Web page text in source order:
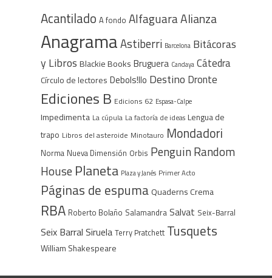
Acantilado A fondo AlfaguaraAlianza
AnagramaAstiberri Barcelona Bitácoras
y Libros Blackie Books Bruguera Candaya Cátedra
Círculo de lectores Debols!llo Destino Dronte
Ediciones B Edicions 62 Espasa-Calpe
Impedimenta La cúpula La factoría de ideas Lengua de
trapo Libros del asteroide Minotauro Mondadori
Norma Nueva Dimensión Orbis Penguin Random
House Planeta Plaza y Janés Primer Acto
Páginas de espumaQuaderns Crema
RBA Roberto Bolaño Salamandra Salvat Seix-Barral
Seix Barral Siruela Terry Pratchett Tusquets
William Shakespeare